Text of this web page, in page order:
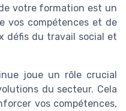
votre formation est un
vos compétences et de
défis du travail social et
joue un rôle crucial
du secteur. Cela
vos compétences,